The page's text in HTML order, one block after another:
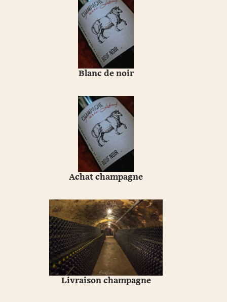
Blanc de noir
Achat champagne
Livraison champagne